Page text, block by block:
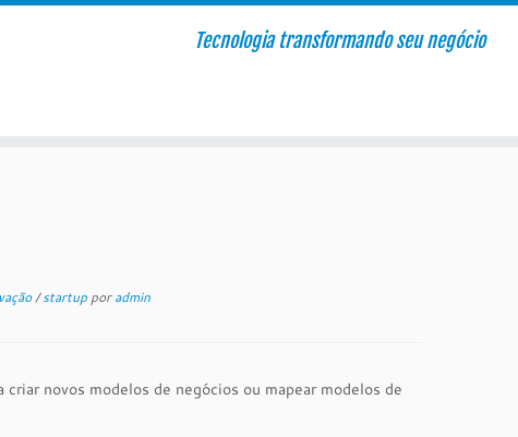
Tecnologia transformando seu negócio
/startup poradmin
novos modelos de negócios ou mapear modelos de